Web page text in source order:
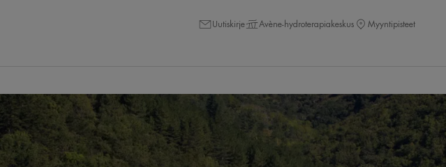
Uutiskirje Avène-hydroterapiakeskus Myyntipisteet